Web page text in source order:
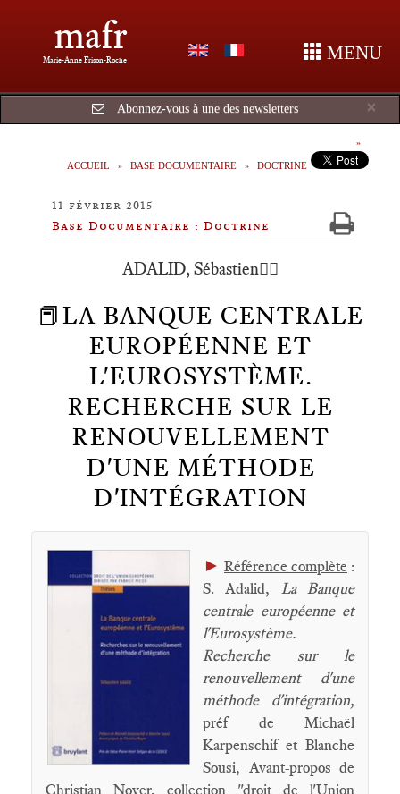
mafr
Marie-Anne Frison-Roche MENU
×
Abonnez-vous à une des newsletters
ACCUEIL BASE DOCUMENTAIRE DOCTRINE
11 février 2015
Base Documentaire : Doctrine
ADALID, Sébastien🕴🏿
📕LA BANQUE CENTRALE
EUROPÉENNE ET
L'EUROSYSTÈME.
RECHERCHE SUR LE
RENOUVELLEMENT
D'UNE MÉTHODE
D'INTÉGRATION
► Référence complète :
S. Adalid, La Banque
centrale européenne et
l'Eurosystème.
Recherche sur le
renouvellement d'une
méthode d'intégration,
préf de Michaël
Karpenschif et Blanche
Sousi, Avant-propos de
Christian Noyer, collection "droit de l'Union